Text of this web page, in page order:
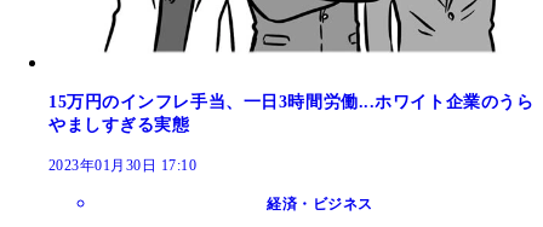
15万円のインフレ手当、一日3時間労働...ホワイト企業のうら
やましすぎる実態
2023年01月30日 17:10
経済・ビジネス